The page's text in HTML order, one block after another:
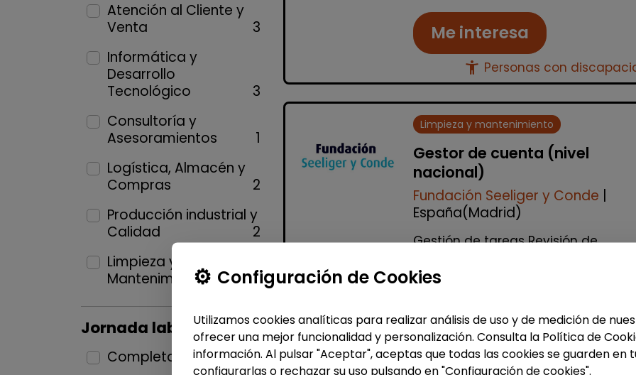
Atención al Cliente y
Venta
3
Informática y
Desarrollo
Tecnológico
3
Consultoría y
Asesoramientos
1
Logística, Almacén y
Compras
2
Producción industrial y
Calidad
2
Limpieza y
Mantenimiento
2
Jornada laboral
Completa 11
Me interesa
accessibility_new Personas con
Limpieza y mantenimiento
Gestor de cuenta (nivel
nacional)
Fundación Seeliger y Conde
España(Madrid)
Gestión de tareas Revisión de
Auditorías internas y gestión de
incidencias Realización de visitas a
% de respuesta: 100,00%
Configuración de Cookies
Utilizamos cookies analíticas para realizar análisis de uso y de medición de
ofrecer una mejor funcionalidad y personalización. Consulta la Política de
información. Al pulsar "Aceptar", aceptas que todas las cookies se guarden en
configurarlas o rechazar su uso pulsando en "Configuración de cookies".